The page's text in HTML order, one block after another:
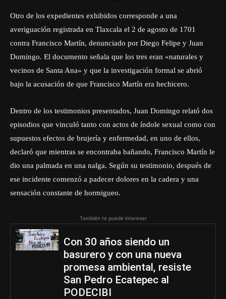
Otro de los expedientes exhibidos corresponde a una
averiguación registrada en Tlaxcala el 2 de agosto de 1701
contra Francisco Martín, denunciado por Diego Felipe y Juan
Domingo. El documento señala que los tres eran «naturales y
vecinos de Santa Ana» y que la investigación formal se abrió
bajo la acusación de que Francisco Martín era hechicero.
Dentro de los testimonios presentados, Juan Domingo relató dos
episodios que vinculó tanto con actos de índole sexual como con
supuestos efectos de brujería y enfermedad, en uno de ellos,
declaró que mientras se encontraba bañando, Francisco Martín le
dio una palmada en una nalga. Según su testimonio, después de
ese incidente comenzó a padecer dolores en la cadera y una
sensación constante de hormigueo.
También te puede interesar
Con 30 años siendo un
basurero y con una nueva
promesa ambiental, resiste
San Pedro Ecatepec al
PODECIBI